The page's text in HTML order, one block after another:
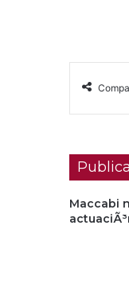
Maccabi